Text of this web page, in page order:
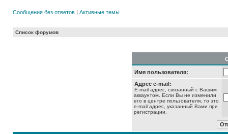
Сообщения без ответов | Активные темы
Список форумов
Имя пользователя:
Адрес e-mail:
E-mail адрес, связанный с Вашим
аккаунтом. Если Вы не изменили
его в центре пользователя, то это
e-mail адрес, указанный Вами при
регистрации.